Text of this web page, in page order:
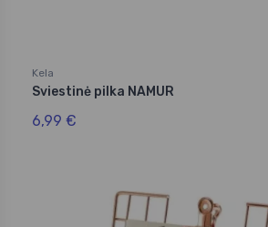
Kela
Sviestinė pilka NAMUR
6,99 €